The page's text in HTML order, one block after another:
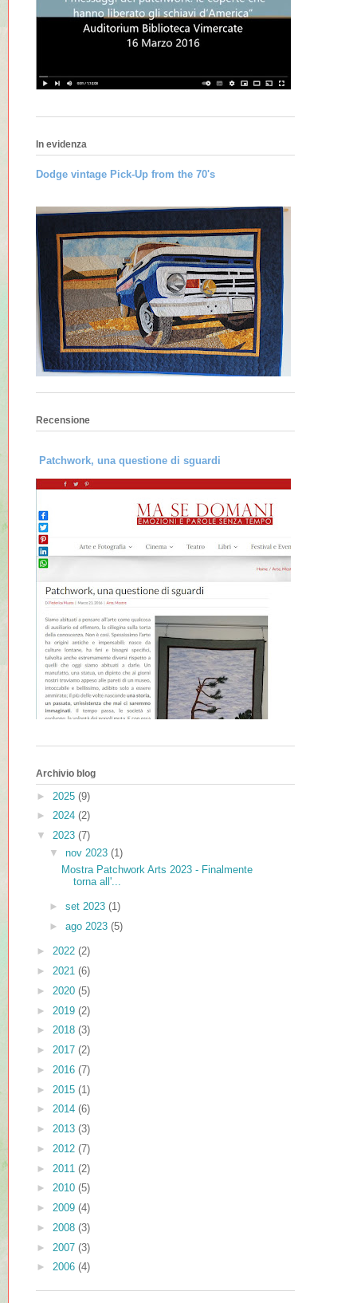
In evidenza
Dodge vintage Pick-Up from the 70's
Recensione
Patchwork, una questione di sguardi
Archivio blog
► 2025 (9)
► 2024 (2)
▼ 2023 (7)
▼ nov 2023 (1)
Mostra Patchwork Arts 2023 - Finalmente
torna all'...
► set 2023 (1)
► ago 2023 (5)
► 2022 (2)
► 2021 (6)
► 2020 (5)
► 2019 (2)
► 2018 (3)
► 2017 (2)
► 2016 (7)
► 2015 (1)
► 2014 (6)
► 2013 (3)
► 2012 (7)
► 2011 (2)
► 2010 (5)
► 2009 (4)
► 2008 (3)
► 2007 (3)
► 2006 (4)